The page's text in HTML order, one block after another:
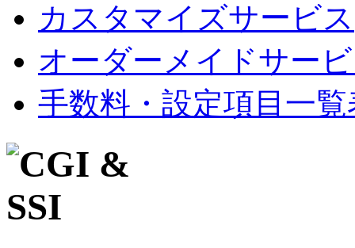
カスタマイズサービス
オーダーメイドサー
手数料・設定項目一覧